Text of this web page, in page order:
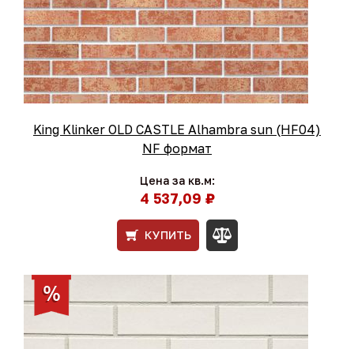
King Klinker OLD CASTLE Alhambra sun (HF04)
NF формат
Цена за кв.м:
4 537,09 ₽
КУПИТЬ